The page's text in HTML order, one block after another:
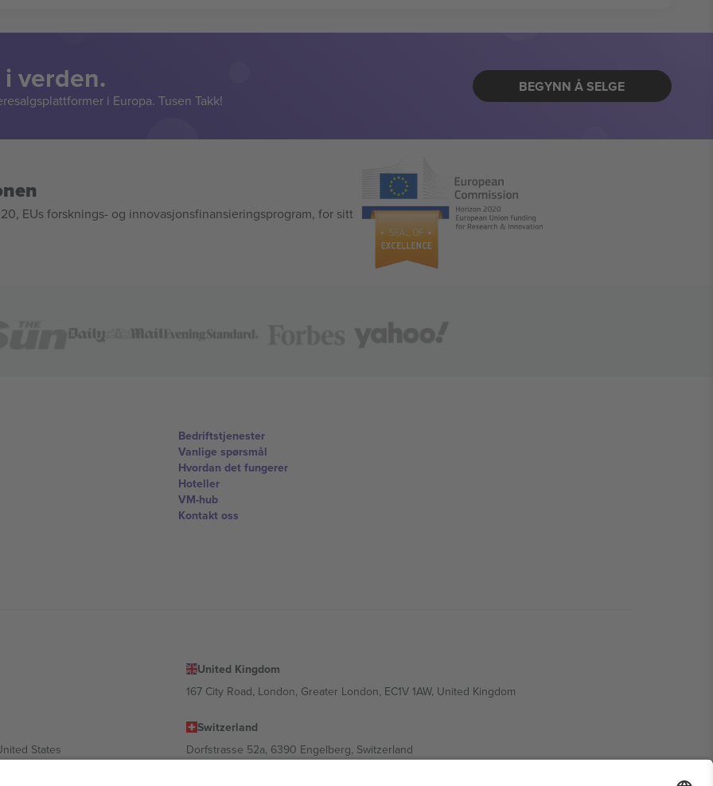
verden.
i Europa. Tusen Takk!
BEGYNN Å SELGE
EUs forsknings- og innovasjonsfinansieringsprogram, for sitt
Bedriftstjenester
Vanlige spørsmål
Hvordan det fungerer
Hoteller
VM-hub
Kontakt oss
United Kingdom
167 City Road, London, Greater London, EC1V 1AW, United Kingdom
States
Switzerland
Dorfstrasse 52a, 6390 Engelberg, Switzerland